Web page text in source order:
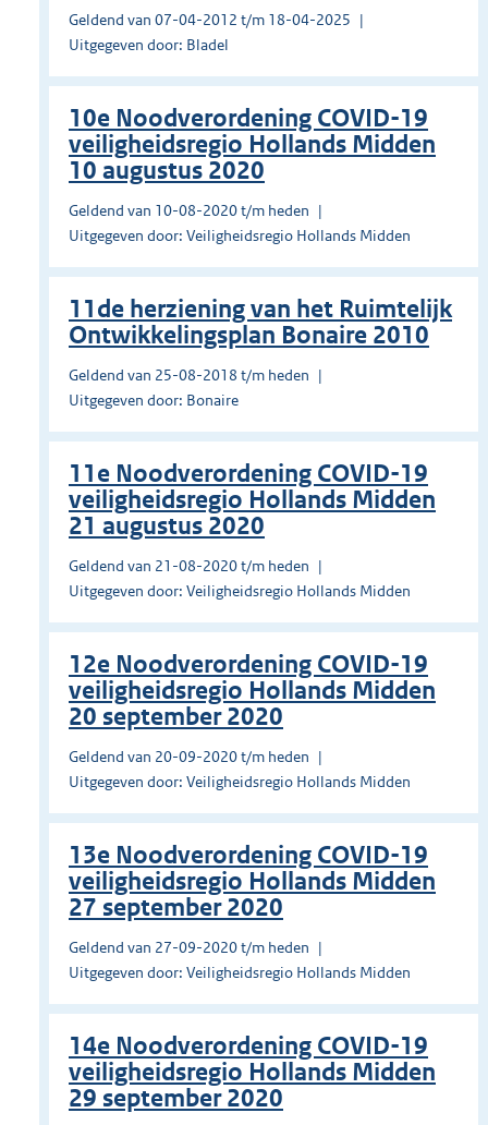
Geldend van 07-04-2012 t/m 18-04-2025
Uitgegeven door: Bladel
10e Noodverordening COVID-19
veiligheidsregio Hollands Midden
10 augustus 2020
Geldend van 10-08-2020 t/m heden
Uitgegeven door: Veiligheidsregio Hollands Midden
11de herziening van het Ruimtelijk
Ontwikkelingsplan Bonaire 2010
Geldend van 25-08-2018 t/m heden
Uitgegeven door: Bonaire
11e Noodverordening COVID-19
veiligheidsregio Hollands Midden
21 augustus 2020
Geldend van 21-08-2020 t/m heden
Uitgegeven door: Veiligheidsregio Hollands Midden
12e Noodverordening COVID-19
veiligheidsregio Hollands Midden
20 september 2020
Geldend van 20-09-2020 t/m heden
Uitgegeven door: Veiligheidsregio Hollands Midden
13e Noodverordening COVID-19
veiligheidsregio Hollands Midden
27 september 2020
Geldend van 27-09-2020 t/m heden
Uitgegeven door: Veiligheidsregio Hollands Midden
14e Noodverordening COVID-19
veiligheidsregio Hollands Midden
29 september 2020